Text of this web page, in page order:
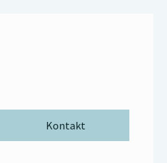
Kontakt